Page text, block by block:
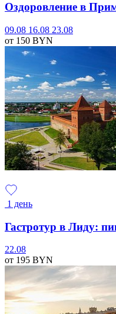
Оздоровление в
09.08 16.08 23.08
от 150 BYN
1 день
Гастротур в Лиду:
22.08
от 195 BYN